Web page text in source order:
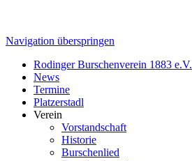
Navigation überspringen
Rodinger Burschenverein 1883 e.V.
News
Termine
Platzerstadl
Verein
Vorstandschaft
Historie
Burschenlied